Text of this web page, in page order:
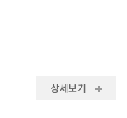
상세보기